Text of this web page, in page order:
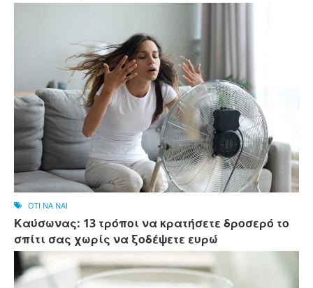
OTI NA NAI
Καύσωνας: 13 τρόποι να κρατήσετε δροσερό το
σπίτι σας χωρίς να ξοδέψετε ευρώ